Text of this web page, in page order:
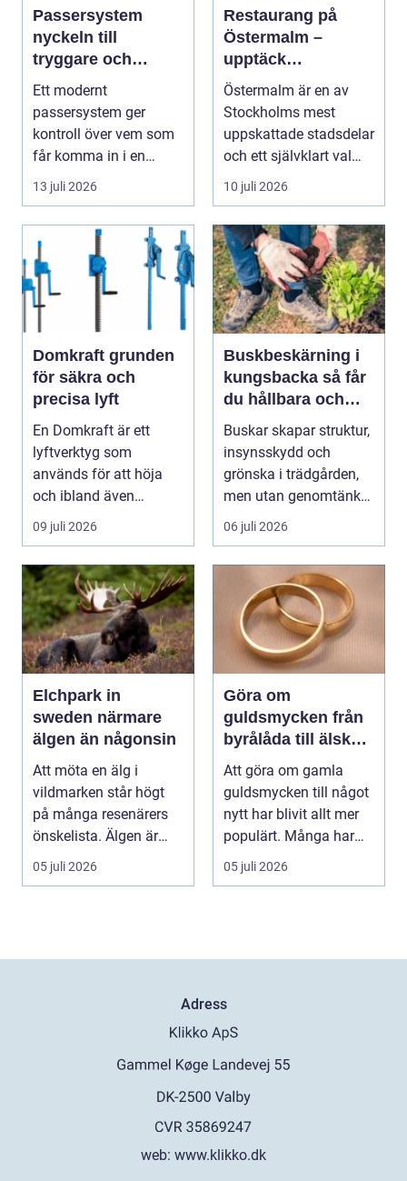
Passersystem
nyckeln till
tryggare och
smidigare tillträde
Ett modernt
passersystem ger
kontroll över vem som
får komma in i en
byggnad, när de får
komma in oc...
13 juli 2026
Restaurang på
Östermalm –
upptäck
matupplevelser i
en av Stockholms
mest attraktiva
stadsdelar
Östermalm är en av
Stockholms mest
uppskattade stadsdelar
och ett självklart val
f&ou...
10 juli 2026
Domkraft grunden
för säkra och
precisa lyft
En Domkraft är ett
lyftverktyg som
används för att höja
och ibland även
positionera tunga
objekt, so...
09 juli 2026
Buskbeskärning i
kungsbacka så får
du hållbara och
vackra buskar året
runt
Buskar skapar struktur,
insynsskydd och
grönska i trädgården,
men utan genomtänkt
beskärning blir de...
06 juli 2026
Elchpark in
sweden närmare
älgen än någonsin
Att möta en älg i
vildmarken står högt
på många resenärers
önskelista. Älgen är
Skandinaviens ikonis...
05 juli 2026
Göra om
guldsmycken från
byrålåda till älskad
favorit
Att göra om gamla
guldsmycken till något
nytt har blivit allt mer
populärt. Många har
ärvda ringar, ...
05 juli 2026
Adress
web: www.klikko.dk